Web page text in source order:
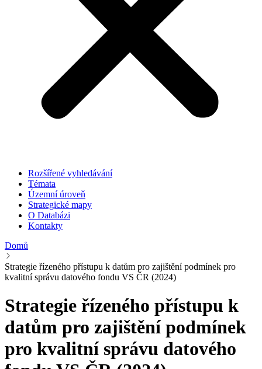
Rozšířené vyhledávání
Témata
Územní úroveň
Strategické mapy
O Databázi
Kontakty
Domů
Strategie řízeného přístupu k datům pro zajištění podmínek pro
kvalitní správu datového fondu VS ČR (2024)
Strategie řízeného přístupu k
datům pro zajištění podmínek
pro kvalitní správu datového